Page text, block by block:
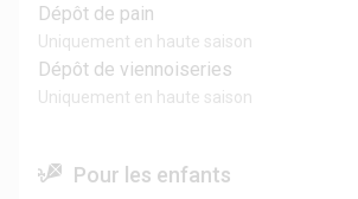
Dépôt de pain
Uniquement en haute saison
Dépôt de viennoiseries
Uniquement en haute saison
Pour les enfants